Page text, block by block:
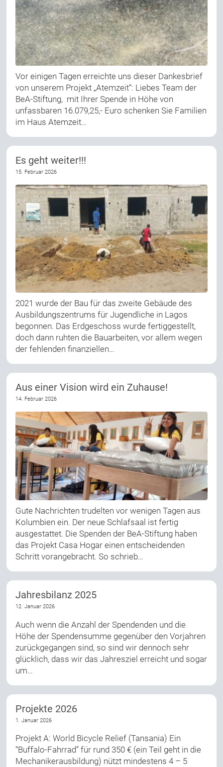
Vor einigen Tagen erreichte uns dieser Dankesbrief
von unserem Projekt „Atemzeit“: Liebes Team der
BeA-Stiftung, mit Ihrer Spende in Höhe von
unfassbaren 16.079,25,- Euro schenken Sie Familien
im Haus Atemzeit…
Es geht weiter!!!
15. Februar 2026
2021 wurde der Bau für das zweite Gebäude des
Ausbildungszentrums für Jugendliche in Lagos
begonnen. Das Erdgeschoss wurde fertiggestellt,
doch dann ruhten die Bauarbeiten, vor allem wegen
der fehlenden finanziellen…
Aus einer Vision wird ein Zuhause!
14. Februar 2026
Gute Nachrichten trudelten vor wenigen Tagen aus
Kolumbien ein. Der neue Schlafsaal ist fertig
ausgestattet. Die Spenden der BeA-Stiftung haben
das Projekt Casa Hogar einen entscheidenden
Schritt vorangebracht. So schrieb…
Jahresbilanz 2025
12. Januar 2026
Auch wenn die Anzahl der Spendenden und die
Höhe der Spendensumme gegenüber den Vorjahren
zurückgegangen sind, so sind wir dennoch sehr
glücklich, dass wir das Jahresziel erreicht und sogar
um…
Projekte 2026
1. Januar 2026
Projekt A: World Bicycle Relief (Tansania) Ein
“Buffalo-Fahrrad” für rund 350 € (ein Teil geht in die
Mechanikerausbildung) nützt mindestens 4 – 5